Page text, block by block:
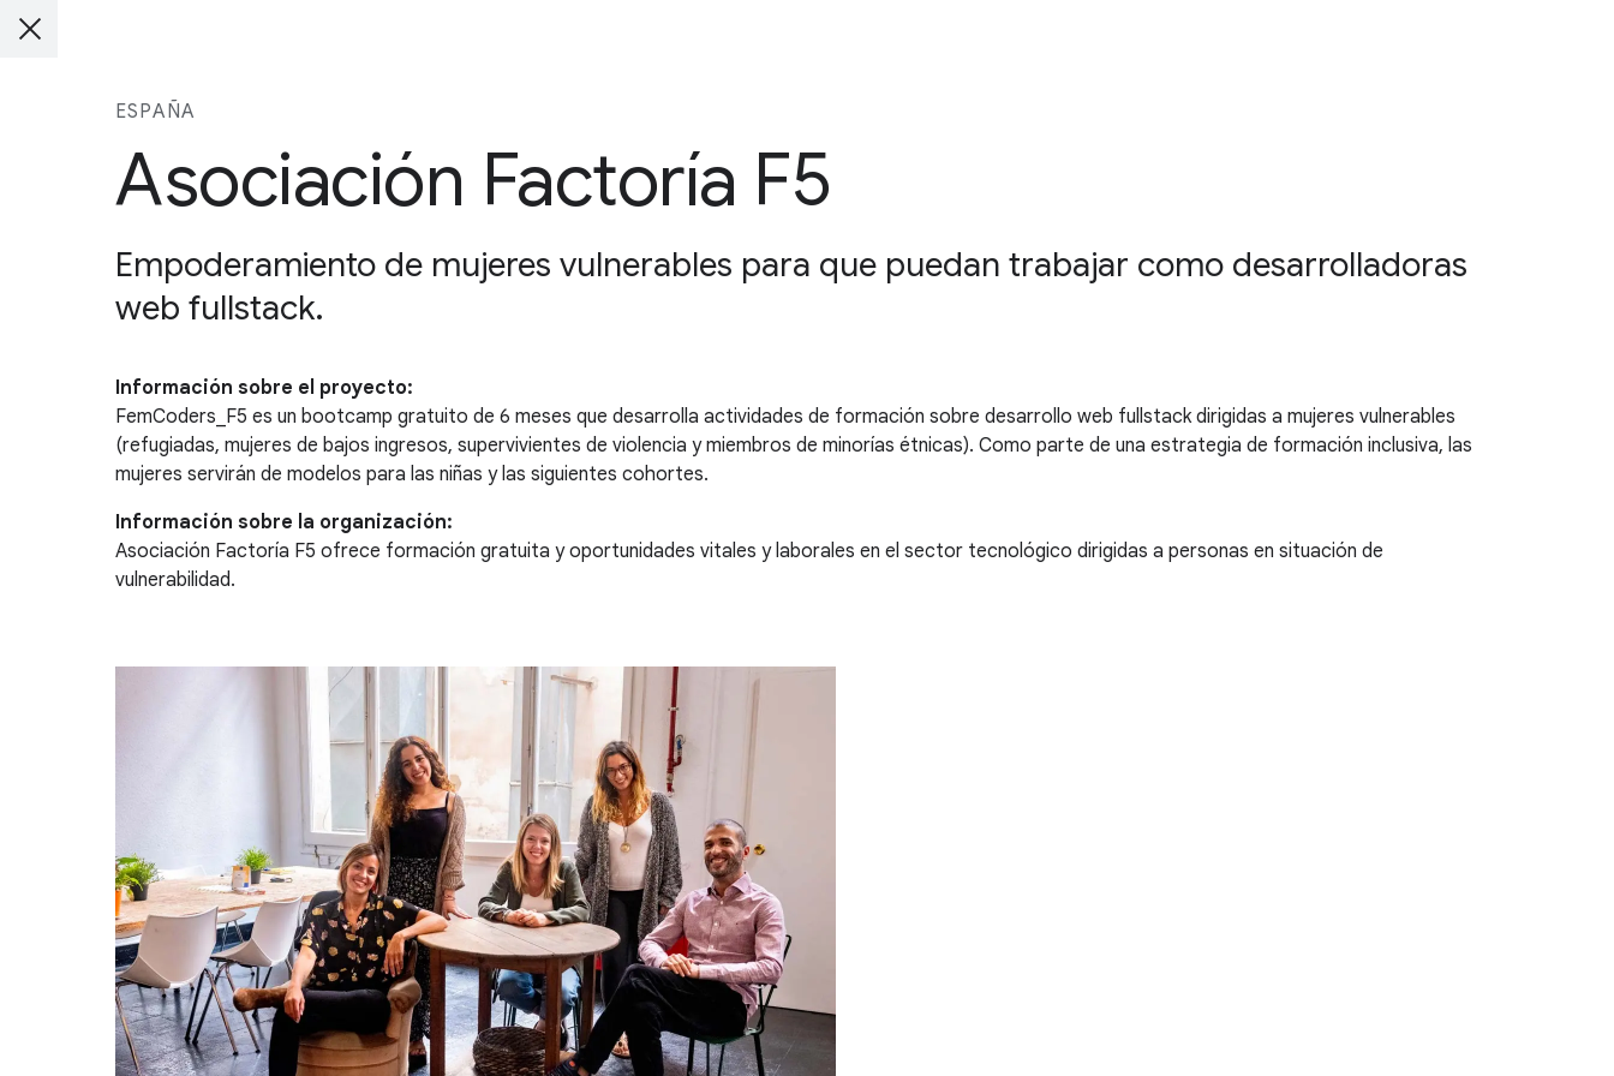
ESPAÑA
Asociación Factoría F5
Empoderamiento de mujeres vulnerables para que puedan trabajar como desarrolladoras
web fullstack.
Información sobre el proyecto:
FemCoders_F5 es un bootcamp gratuito de 6 meses que desarrolla actividades de formación sobre desarrollo web fullstack dirigidas a mujeres vulnerables
(refugiadas, mujeres de bajos ingresos, supervivientes de violencia y miembros de minorías étnicas). Como parte de una estrategia de formación inclusiva, las
mujeres servirán de modelos para las niñas y las siguientes cohortes.
Información sobre la organización:
Asociación Factoría F5 ofrece formación gratuita y oportunidades vitales y laborales en el sector tecnológico dirigidas a personas en situación de
vulnerabilidad.